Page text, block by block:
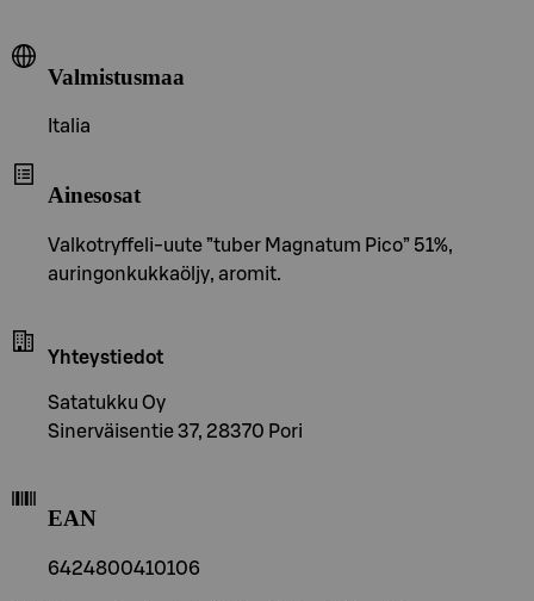
Valmistusmaa
Italia
Ainesosat
Valkotryffeli-uute ”tuber Magnatum Pico” 51%,
auringonkukkaöljy, aromit.
Yhteystiedot
Satatukku Oy
Sinerväisentie 37, 28370 Pori
EAN
6424800410106